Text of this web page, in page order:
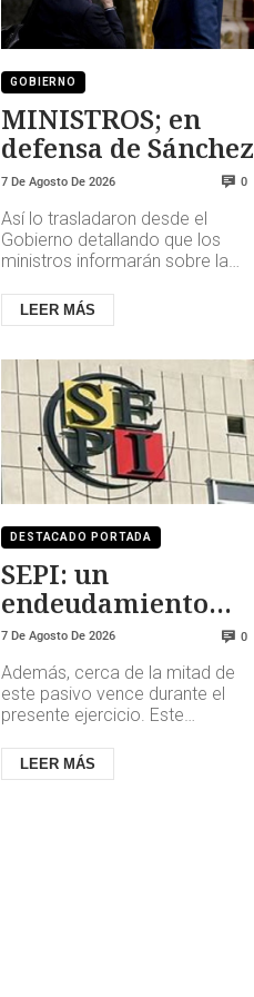
GOBIERNO
MINISTROS; en
defensa de Sánchez
7 De Agosto De 2026 0
Así lo trasladaron desde el
Gobierno detallando que los
ministros informarán sobre la
la avalancha de migrantes ...
LEER MÁS
DESTACADO PORTADA
SEPI: un
endeudamiento
insostenible
7 De Agosto De 2026 0
Además, cerca de la mitad de
este pasivo vence durante el
presente ejercicio. Este
continúan las investigaciones
judi...
LEER MÁS